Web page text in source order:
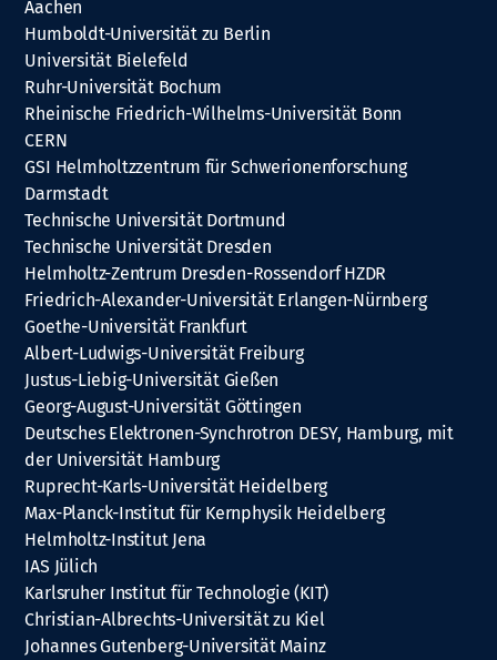
Aachen
Humboldt-Universität zu Berlin
Universität Bielefeld
Ruhr-Universität Bochum
Rheinische Friedrich-Wilhelms-Universität Bonn
CERN
GSI Helmholtzzentrum für Schwerionenforschung
Darmstadt
Technische Universität Dortmund
Technische Universität Dresden
Helmholtz-Zentrum Dresden-Rossendorf HZDR
Friedrich-Alexander-Universität Erlangen-Nürnberg
Goethe-Universität Frankfurt
Albert-Ludwigs-Universität Freiburg
Justus-Liebig-Universität Gießen
Georg-August-Universität Göttingen
Deutsches Elektronen-Synchrotron DESY, Hamburg, mit
der Universität Hamburg
Ruprecht-Karls-Universität Heidelberg
Max-Planck-Institut für Kernphysik Heidelberg
Helmholtz-Institut Jena
IAS Jülich
Karlsruher Institut für Technologie (KIT)
Christian-Albrechts-Universität zu Kiel
Johannes Gutenberg-Universität Mainz